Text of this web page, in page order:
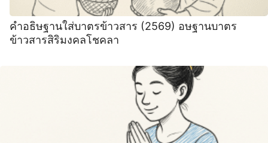
คำอธิษฐานใส่บาตรข้าวสาร (2569) อษฐานบาตร
ข้าวสารสิริมงคลโชคลา